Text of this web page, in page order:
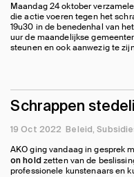
Maandag 24 oktober
die actie voeren tegen het
19u30 in de benedenhal van
uur de maandelijkse
steunen en ook aanwezig te
Schrappen
19 Oct 2022 Beleid
AKO ging vandaag in gesprek
on holdzetten van de
professionele kunstenaars en